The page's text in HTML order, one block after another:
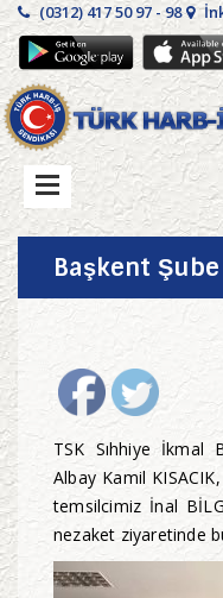
(0312) 417 50 97 - 98
Başkent Şube
TSK Sıhhiye İkmal
Albay Kamil
temsilcimiz İnal
nezaket ziyaretinde